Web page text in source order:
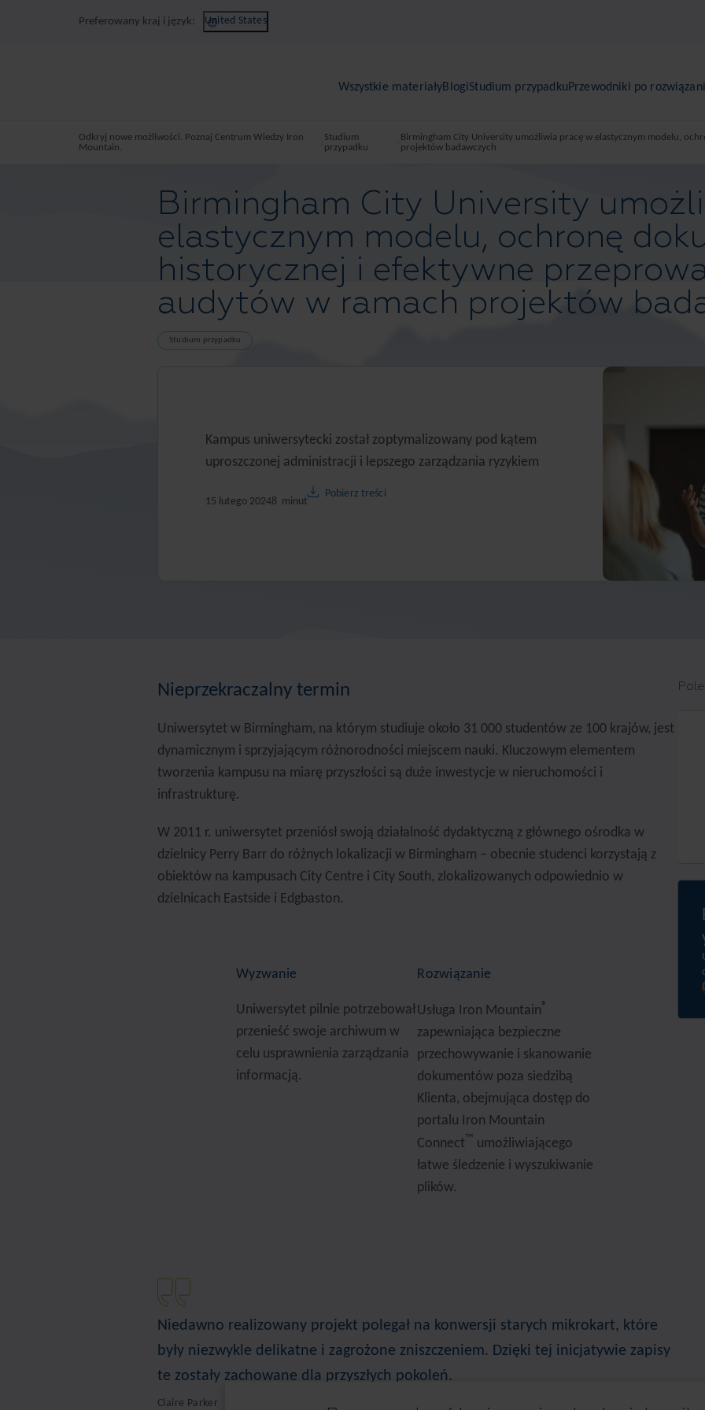
Preferowany kraj i język: United States
Wszystkie materiałyBlogiStudium przypadkuPrzewodniki po
Odkryj nowe możliwości. Poznaj Centrum Wiedzy Iron
Mountain.
Studium
przypadku
Birmingham City University umożliwia pracę w elastycznym modelu,
projektów badawczych
Birmingham City University
elastycznym modelu, ochronę
historycznej i efektywne
audytów w ramach projektów
Studium przypadku
Kampus uniwersytecki został zoptymalizowany pod kątem
uproszczonej administracji i lepszego zarządzania ryzykiem
15 lutego 20248 minut
Pobierz treści
Nieprzekraczalny termin
Uniwersytet w Birmingham, na którym studiuje około 31 000 studentów ze 100 krajów, jest
dynamicznym i sprzyjającym różnorodności miejscem nauki. Kluczowym elementem
tworzenia kampusu na miarę przyszłości są duże inwestycje w nieruchomości i
infrastrukturę.
W 2011 r. uniwersytet przeniósł swoją działalność dydaktyczną z głównego ośrodka w
dzielnicy Perry Barr do różnych lokalizacji w Birmingham – obecnie studenci korzystają z
obiektów na kampusach City Centre i City South, zlokalizowanych odpowiednio w
dzielnicach Eastside i Edgbaston.
Wyzwanie
Uniwersytet pilnie potrzebował
przenieść swoje archiwum w
celu usprawnienia zarządzania
informacją.
Rozwiązanie
Usługa Iron Mountain®
zapewniająca bezpieczne
przechowywanie i skanowanie
dokumentów poza siedzibą
Klienta, obejmująca dostęp do
portalu Iron Mountain
Connect ™ umożliwiającego
łatwe śledzenie i wyszukiwanie
plików.
Niedawno realizowany projekt polegał na konwersji starych mikrokart, które
były niezwykle delikatne i zagrożone zniszczeniem. Dzięki tej inicjatywie zapisy
te zostały zachowane dla przyszłych pokoleń.
Claire Parker